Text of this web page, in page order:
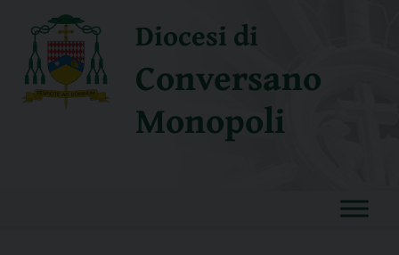
content
Diocesi di
Conversano
Monopoli